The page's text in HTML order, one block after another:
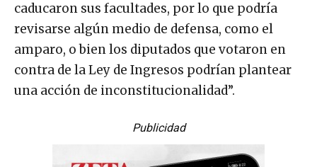
caducaron sus facultades, por lo que podría
revisarse algún medio de defensa, como el
amparo, o bien los diputados que votaron en
contra de la Ley de Ingresos podrían plantear
una acción de inconstitucionalidad”.
Publicidad